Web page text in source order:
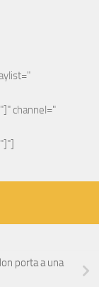
channel="
porta a una